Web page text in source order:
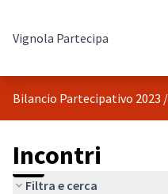
Vignola Partecipa
Bilancio Partecipativo 2023 /
Incontri
Filtra e cerca